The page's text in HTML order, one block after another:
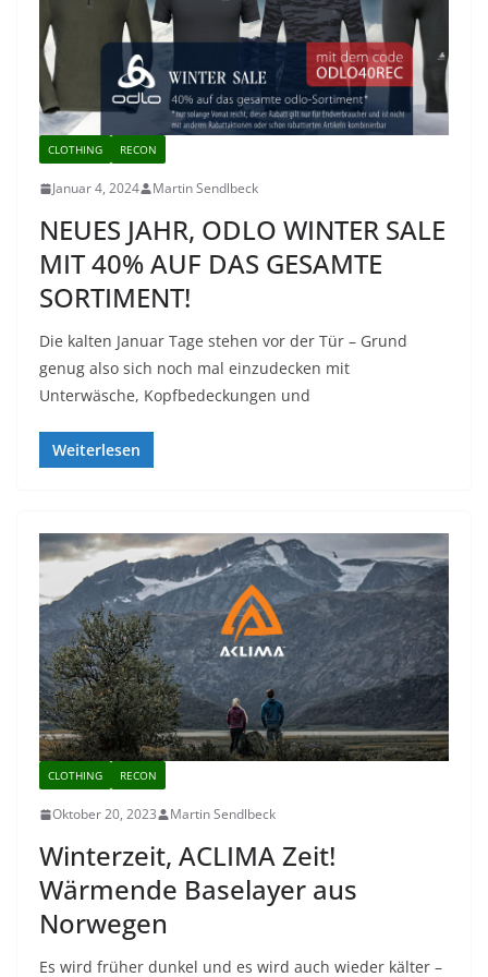
CLOTHING RECON
Januar 4, 2024 Martin Sendlbeck
NEUES JAHR, ODLO WINTER SALE
MIT 40% AUF DAS GESAMTE
SORTIMENT!
Die kalten Januar Tage stehen vor der Tür – Grund
genug also sich noch mal einzudecken mit
Unterwäsche, Kopfbedeckungen und
Weiterlesen
CLOTHING RECON
Oktober 20, 2023 Martin Sendlbeck
Winterzeit, ACLIMA Zeit!
Wärmende Baselayer aus
Norwegen
Es wird früher dunkel und es wird auch wieder kälter –